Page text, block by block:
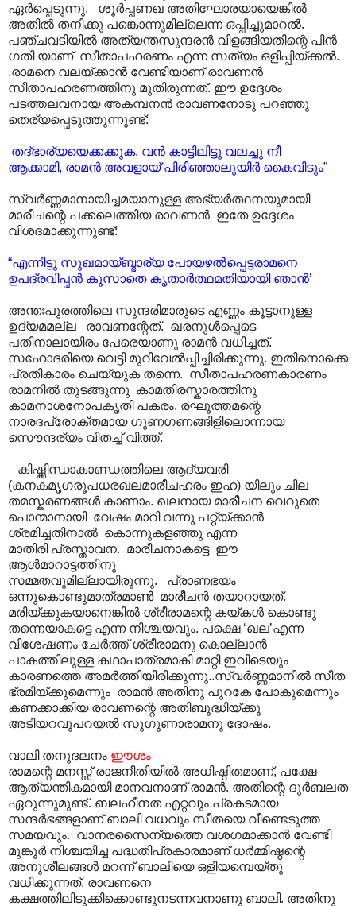
ഏർപ്പെടുന്നു. ശൂർപ്പണഖ അതിഘോരയായെങ്കിൽ
അതിൽ തനിക്കു പങ്കൊന്നുമില്ലെന്ന ഒപ്പിച്ചുമാറൽ.
പഞ്ചവടിയിൽ അത്യന്തസുന്ദരൻ വിളങ്ങിയതിന്റെ പിൻ
ഗതി യാണ് സീതാപഹരണം എന്ന സത്യം ഒളിപ്പിയ്ക്കൽ.
.രാമനെ വലയ്ക്കാൻ വേണ്ടിയാണ് രാവണൻ
സീതാപഹരണത്തിനു മുതിരുന്നത്. ഈ ഉദ്ദേശം
പടത്തലവനായ അകമ്പനൻ രാവണനോടു പറഞ്ഞു
തെര്യപ്പെടുത്തുന്നുണ്ട്:
തദ്ഭാര്യയെക്കക്കുക, വൻ കാട്ടിലിട്ടു വലച്ചു നീ
ആക്കാമി, രാമൻ അവളായ് പിരിഞ്ഞാലുയിർ കൈവിടും”
സ്വർണ്ണമാനായിച്ചമയാനുള്ള അഭ്യർത്ഥനയുമായി
മാരീചന്റെ പക്കലെത്തിയ രാവണൻ ഇതേ ഉദ്ദേശം
വിശദമാക്കുന്നുണ്ട്:
“എന്നിട്ടു സുഖമായ്ബ്ഭാര്യ പോയഴൽ‌പ്പെട്ടരാമനെ
ഉപദ്രവിപ്പൻ കൂസാതെ കൃതാർത്ഥമതിയായി ഞാൻ’
അന്തഃപുരത്തിലെ സുന്ദരിമാരുടെ എണ്ണം കൂട്ടാനുള്ള
ഉദ്യമമല്ല രാവണന്റേത്. ഖരനുൾപ്പെടെ
പതിനാലായിരം പേരെയാണു രാമൻ വധിച്ചത്.
സഹോദരിയെ വെട്ടി മുറിവേൽ‌പ്പിച്ചിരിക്കുന്നു. ഇതിനൊക്കെ
പ്രതികാരം ചെയ്യുക തന്നെ. സീതാപഹരണകാരണം
രാമനിൽ തുടങ്ങുന്നു കാമതിരസ്കാരത്തിനു
കാമനാശനോപകൃതി പകരം. രഘൂത്തമന്റെ
നാരദപ്രോക്തമായ ഗുണഗണങ്ങിളിലൊന്നായ
സൌന്ദര്യം വിതച്ച് വിത്ത്.
കിഷ്ക്കിന്ധാകാണ്ഡത്തിലെ ആദ്യവരി
(കനകമൃഗരൂപധരഖലമാരീചഹരം ഇഹ) യിലും ചില
തമസ്കരണങ്ങൾ കാണാം. ഖലനായ മാരീചന വെറുതെ
പൊന്മാനായി വേഷം മാറി വന്നു പറ്റ്യ്ക്കാൻ
ശ്രമിച്ചതിനാൽ കൊന്നുകളഞ്ഞു എന്ന
മാതിരി പ്രസ്താവന. മാരീചനാകട്ടെ ഈ
ആൾമാറാട്ടത്തിനു
സമ്മതവുമില്ലായിരുന്നു. പ്രാണഭയം
ഒന്നുകൊണ്ടുമാത്രമാൺ മാരീചൻ തയാറായത്.
മരിയ്ക്കുകയാനെങ്കിൽ ശ്രീരാമന്റെ കയ്കൾ കൊണ്ടു
തന്നെയാകട്ടെ എന്ന നിശ്ചയവും. പക്ഷെ ‘ഖല’എന്ന
വിശേഷണം ചേർത്ത് ശ്രീരാമനു കൊല്ലാൻ
പാകത്തിലുള്ള കഥാപാത്രമാകി മാറ്റി ഇവിടെയും
കാരണത്തെ അമർത്തിയിരിക്കുന്നു..സ്വർണ്ണമാനിൽ സീത
ഭ്രമിയ്ക്കുമെന്നും രാമൻ അതിനു പുറകേ പോകുമെന്നും
കണക്കാക്കിയ രാവണന്റെ അതിബുദ്ധിയ്ക്കു
അടിയറവുപറയൽ സുഗുണാരാമനു ദോഷം.
വാലി തനുദലനം ഈശം
രാമന്റെ മനസ്സ് രാജനീതിയിൽ അധിഷ്ഠിതമാണ്, പക്ഷേ
ആത്യന്തികമായി മാനവനാണ് രാമൻ. അതിന്റെ ദുർബലത
ഏറുന്നുമുണ്ട്. ബലഹീനത എറ്റവും പ്രകടമായ
സന്ദർഭങ്ങളാണ് ബാ‍ലി വധവും സീതയെ വീണ്ടെടുത്ത
സമയവും. വാനരസൈന്യത്തെ വശഗമാക്കാൻ വേണ്ടി
മുങ്കൂർ നിശ്ചയിച്ച പദ്ധതിപ്രകാരമാണ് ധർമ്മിഷ്ഠന്റെ
അനുശീലങ്ങൾ മറന്ന് ബാലിയെ ഒളിയമ്പെയ്തു
വധിക്കുന്നത്. രാവണനെ
കക്ഷത്തിലിടുക്കിക്കൊണ്ടുനടന്നവനാണു ബാലി. അതിനു